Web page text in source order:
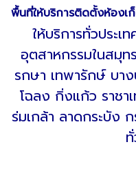
พื้นที่ให้บริการติดตั้งห้องเ
ให้บริการทั่วประเ
อุตสาหกรรมในสมุ
รกษา เทพารักษ์ บา
โฉลง กิ่งแก้ว ราชา
ร่มเกล้า ลาดกระบัง